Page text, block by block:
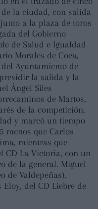
la ciudad, con salida
a la plaza de toros
del Gobierno
de Salud e Igualdad
Morales de Coca,
Ayuntamiento de
la salida y la
Ángel Siles
de Martos,
de la competición.
y marcó un tiempo
menos que Carlos
mientras que
CD La Victoria, con un
de la general. Miguel
de Valdepeñas),
del CD Liebre de